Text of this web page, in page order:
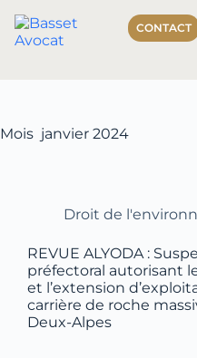
CONTACT
Mois janvier 2024
Droit de
REVUE ALYODA :
préfectoral autorisant
et l’extension
carrière de roche
Deux-Alpes